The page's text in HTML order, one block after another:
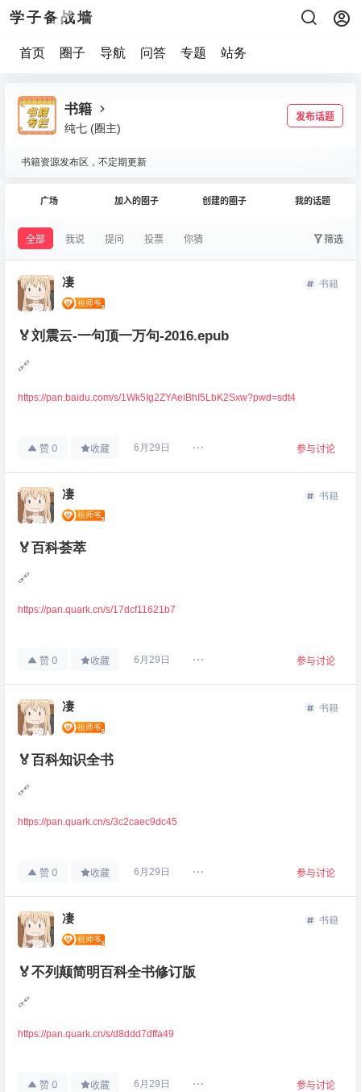
学子备战墙
首页 圈子 导航 问答 专题 站务
书籍
纯七 (圈主)
发布话题
书籍资源发布区，不定期更新
广场 加入的圈子 创建的圈子 我的话题
全部 我说 提问 投票 你猜 筛选
凄 书籍
🏅刘震云-一句顶一万句-2016.epub
🔗
https://pan.baidu.com/s/1Wk5Ig2ZYAeiBhI5LbK2Sxw?pwd=sdt4
赞 0 收藏 6月29日 参与讨论
凄 书籍
🏅百科荟萃
🔗
https://pan.quark.cn/s/17dcf11621b7
赞 0 收藏 6月29日 参与讨论
凄 书籍
🏅百科知识全书
🔗
https://pan.quark.cn/s/3c2caec9dc45
赞 0 收藏 6月29日 参与讨论
凄 书籍
🏅不列颠简明百科全书修订版
🔗
https://pan.quark.cn/s/d8ddd7dffa49
赞 0 收藏 6月29日 参与讨论